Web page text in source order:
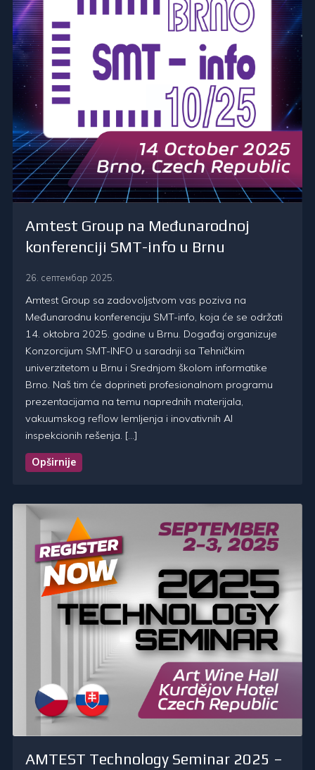
Amtest Group na Međunarodnoj
konferenciji SMT-info u Brnu
26. септембар 2025.
Amtest Group sa zadovoljstvom vas poziva na
Međunarodnu konferenciju SMT-info, koja će se održati
14. oktobra 2025. godine u Brnu. Događaj organizuje
Konzorcijum SMT-INFO u saradnji sa Tehničkim
univerzitetom u Brnu i Srednjom školom informatike
Brno. Naš tim će doprineti profesionalnom programu
prezentacijama na temu naprednih materijala,
vakuumskog reflow lemljenja i inovativnih AI
inspekcionih rešenja. […]
Opširnije
AMTEST Technology Seminar 2025 –